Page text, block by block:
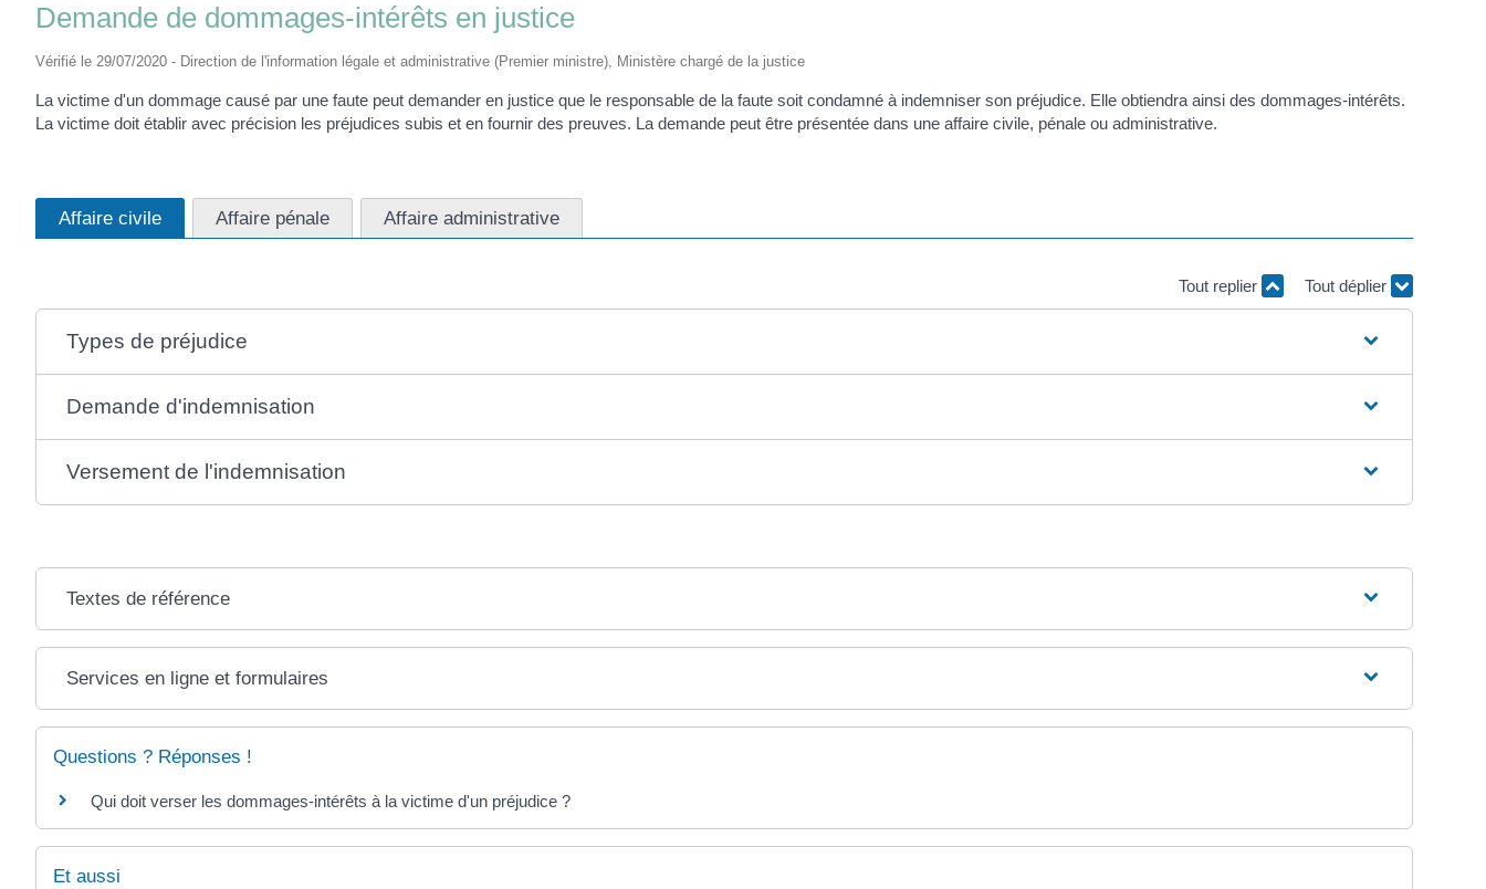
Demande de dommages-intérêts en justice
Vérifié le 29/07/2020 - Direction de l'information légale et administrative (Premier ministre), Ministère chargé de la justice
La victime d'un dommage causé par une faute peut demander en justice que le responsable de la faute soit condamné à indemniser son préjudice. Elle obtiendra ainsi des dommages-intérêts.
La victime doit établir avec précision les préjudices subis et en fournir des preuves. La demande peut être présentée dans une affaire civile, pénale ou administrative.
Affaire civile Affaire pénale Affaire administrative
Tout replier Tout déplier
Types de préjudice
Demande d'indemnisation
Versement de l'indemnisation
Textes de référence
Services en ligne et formulaires
Questions ? Réponses !
Qui doit verser les dommages-intérêts à la victime d'un préjudice ?
Et aussi